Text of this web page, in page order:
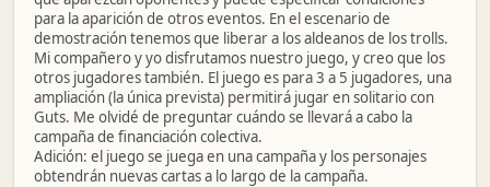
para la aparición de otros eventos. En el escenario de
demostración tenemos que liberar a los aldeanos de los trolls.
Mi compañero y yo disfrutamos nuestro juego, y creo que los
otros jugadores también. El juego es para 3 a 5 jugadores, una
ampliación (la única prevista) permitirá jugar en solitario con
Guts. Me olvidé de preguntar cuándo se llevará a cabo la
campaña de financiación colectiva.
Adición: el juego se juega en una campaña y los personajes
obtendrán nuevas cartas a lo largo de la campaña.